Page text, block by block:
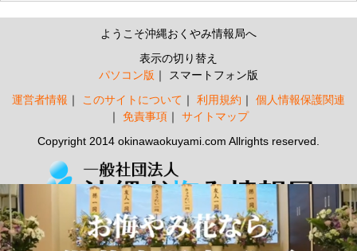
ようこそ沖縄おくやみ情報局へ
表示の切り替え
パソコン版
スマートフォン版
運営者情報
このサイトについて 利用規約
個人情報保護関連
免責事項
サイトマップ
Copyright 2014 okinawaokuyami.com Allrights reserved.